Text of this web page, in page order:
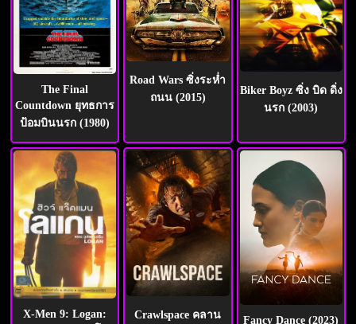
The Final
Countdown ยุทธการ
ป้อมบินนรก (1980)
Road Wars ซิ่งระห่ำ
ถนน (2015)
Biker Boyz ซิ่ง บิด ดิ่ง
นรก (2003)
X-Men 9: Logan: Crawlspace คลาน Fancy Dance (2023)